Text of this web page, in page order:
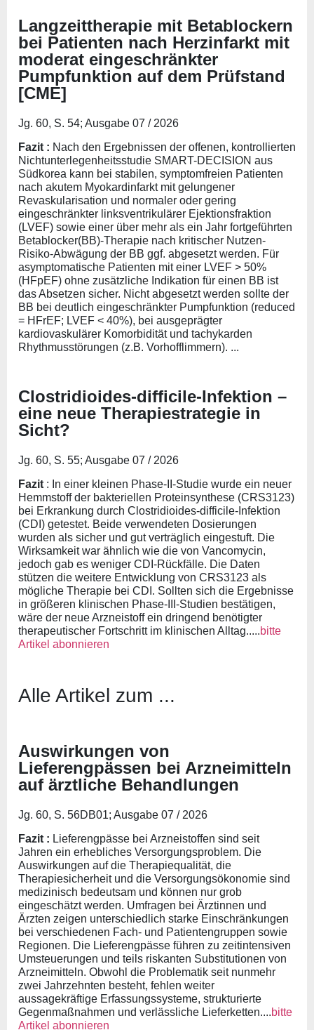
Langzeittherapie mit Betablockern
bei Patienten nach Herzinfarkt mit
moderat eingeschränkter
Pumpfunktion auf dem Prüfstand
[CME]
Jg. 60, S. 54; Ausgabe 07 / 2026
Fazit : Nach den Ergebnissen der offenen, kontrollierten
Nichtunterlegenheitsstudie SMART-DECISION aus
Südkorea kann bei stabilen, symptomfreien Patienten
nach akutem Myokardinfarkt mit gelungener
Revaskularisation und normaler oder gering
eingeschränkter linksventrikulärer Ejektionsfraktion
(LVEF) sowie einer über mehr als ein Jahr fortgeführten
Betablocker(BB)-Therapie nach kritischer Nutzen-
Risiko-Abwägung der BB ggf. abgesetzt werden. Für
asymptomatische Patienten mit einer LVEF > 50%
(HFpEF) ohne zusätzliche Indikation für einen BB ist
das Absetzen sicher. Nicht abgesetzt werden sollte der
BB bei deutlich eingeschränkter Pumpfunktion (reduced
= HFrEF; LVEF < 40%), bei ausgeprägter
kardiovaskulärer Komorbidität und tachykarden
Rhythmusstörungen (z.B. Vorhofflimmern). ...
Clostridioides-difficile-Infektion –
eine neue Therapiestrategie in
Sicht?
Jg. 60, S. 55; Ausgabe 07 / 2026
Fazit : In einer kleinen Phase-II-Studie wurde ein neuer
Hemmstoff der bakteriellen Proteinsynthese (CRS3123)
bei Erkrankung durch Clostridioides-difficile-Infektion
(CDI) getestet. Beide verwendeten Dosierungen
wurden als sicher und gut verträglich eingestuft. Die
Wirksamkeit war ähnlich wie die von Vancomycin,
jedoch gab es weniger CDI-Rückfälle. Die Daten
stützen die weitere Entwicklung von CRS3123 als
mögliche Therapie bei CDI. Sollten sich die Ergebnisse
in größeren klinischen Phase-III-Studien bestätigen,
wäre der neue Arzneistoff ein dringend benötigter
therapeutischer Fortschritt im klinischen Alltag.....bitte
Artikel abonnieren
Alle Artikel zum ...
Auswirkungen von
Lieferengpässen bei Arzneimitteln
auf ärztliche Behandlungen
Jg. 60, S. 56DB01; Ausgabe 07 / 2026
Fazit : Lieferengpässe bei Arzneistoffen sind seit
Jahren ein erhebliches Versorgungsproblem. Die
Auswirkungen auf die Therapiequalität, die
Therapiesicherheit und die Versorgungsökonomie sind
medizinisch bedeutsam und können nur grob
eingeschätzt werden. Umfragen bei Ärztinnen und
Ärzten zeigen unterschiedlich starke Einschränkungen
bei verschiedenen Fach- und Patientengruppen sowie
Regionen. Die Lieferengpässe führen zu zeitintensiven
Umsteuerungen und teils riskanten Substitutionen von
Arzneimitteln. Obwohl die Problematik seit nunmehr
zwei Jahrzehnten besteht, fehlen weiter
aussagekräftige Erfassungssysteme, strukturierte
Gegenmaßnahmen und verlässliche Lieferketten....bitte
Artikel abonnieren